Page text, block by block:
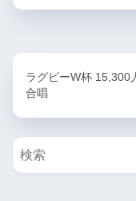
ラグビーW杯 15,300
合唱